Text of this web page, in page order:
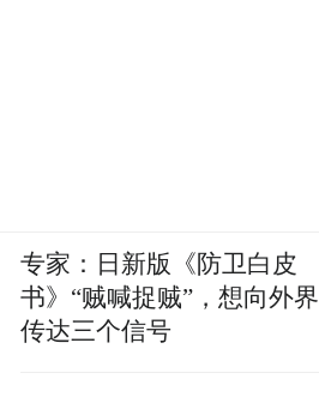
专家：日新版《防卫白皮
书》“贼喊捉贼”，想向外界
传达三个信号